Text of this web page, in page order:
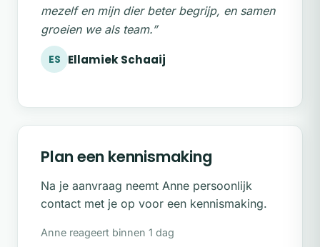
mezelf en mijn dier beter begrijp, en samen
groeien we als team.”
ES Ellamiek Schaaij
Plan een kennismaking
Na je aanvraag neemt Anne persoonlijk
contact met je op voor een kennismaking.
Anne reageert binnen 1 dag